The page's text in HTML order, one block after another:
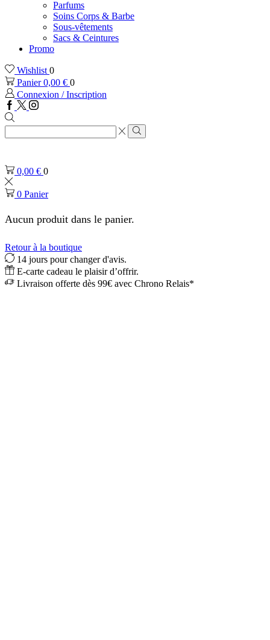
Parfums
Soins Corps & Barbe
Sous-vêtements
Sacs & Ceintures
Promo
Wishlist 0
Panier0,00 € 0
Connexion / Inscription
Facebook
TwitterInstagram
Zone
de
recherche
Rechercher
0,00 € 0
0 Panier
Aucun produit dans le panier.
Retour à la boutique
14 jours pour changer d'avis.
E-carte cadeau le plaisir d’offrir.
Livraison offerte dès 99€ avec Chrono Relais*